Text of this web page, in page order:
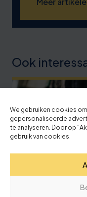
We gebruiken cookies
gepersonaliseerde
te analyseren. Door op
gebruik van cookies.
Ook